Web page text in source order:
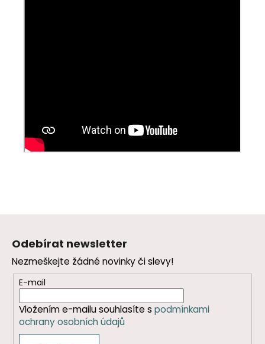
Odebírat newsletter
Nezmeškejte žádné novinky či slevy!
E-mail
Vložením e-mailu souhlasíte s podmínkami
ochrany osobních údajů